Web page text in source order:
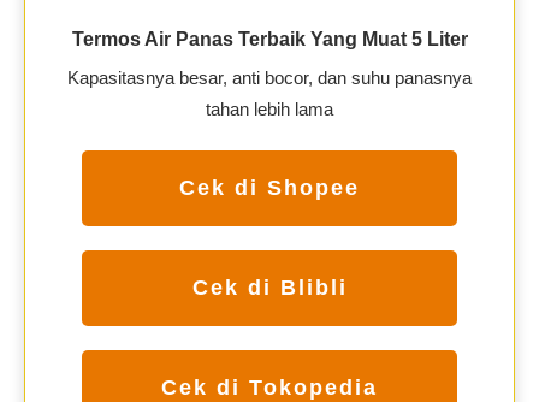
Termos Air Panas Terbaik Yang Muat 5 Liter
Kapasitasnya besar, anti bocor, dan suhu panasnya
tahan lebih lama
Cek di Shopee
Cek di Blibli
Cek di Tokopedia